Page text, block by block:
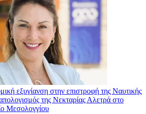
εξυγίανση στην επιστροφή της Ναυτικής
της Νεκταρίας Αλετρά στο
Μεσολογγίου